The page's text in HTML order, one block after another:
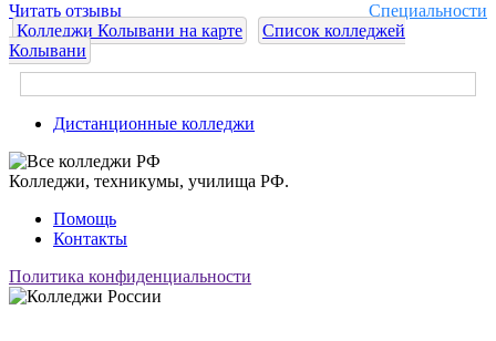
Специальности
Читать отзывы
Колледжи Колывани на карте
Список колледжей
Колывани
Дистанционные колледжи
Колледжи, техникумы, училища РФ.
Помощь
Контакты
Политика конфиденциальности